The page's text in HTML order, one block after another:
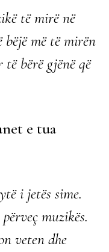
të mirë në
më të mirën
bërë gjënë që
e tua
i jetës sime.
muzikës.
veten dhe